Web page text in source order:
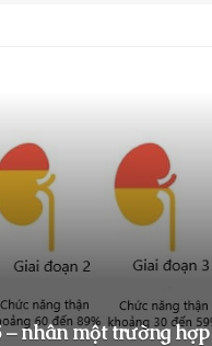
– nhân một trường